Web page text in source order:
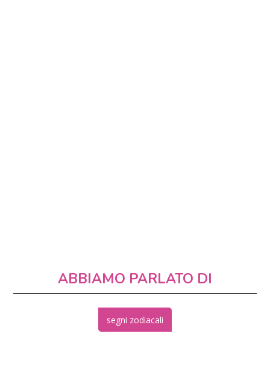
ABBIAMO PARLATO DI
segni zodiacali